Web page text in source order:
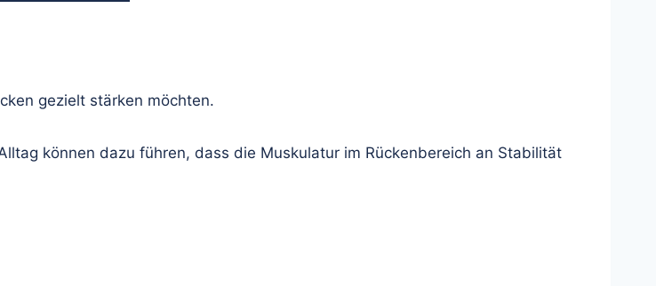
gezielt stärken möchten.
können dazu führen, dass die Muskulatur im Rückenbereich an Stabilität